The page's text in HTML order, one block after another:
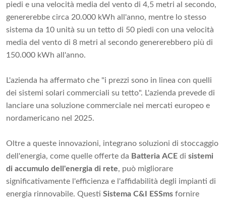
piedi e una velocità media del vento di 4,5 metri al secondo,
genererebbe circa 20.000 kWh all'anno, mentre lo stesso
sistema da 10 unità su un tetto di 50 piedi con una velocità
media del vento di 8 metri al secondo genererebbero più di
150.000 kWh all'anno.
L'azienda ha affermato che "i prezzi sono in linea con quelli
dei sistemi solari commerciali su tetto". L'azienda prevede di
lanciare una soluzione commerciale nei mercati europeo e
nordamericano nel 2025.
Oltre a queste innovazioni, integrano soluzioni di stoccaggio
dell'energia, come quelle offerte da Batteria ACE di sistemi
di accumulo dell'energia di rete, può migliorare
significativamente l'efficienza e l'affidabilità degli impianti di
energia rinnovabile. Questi Sistema C&I ESSms fornire